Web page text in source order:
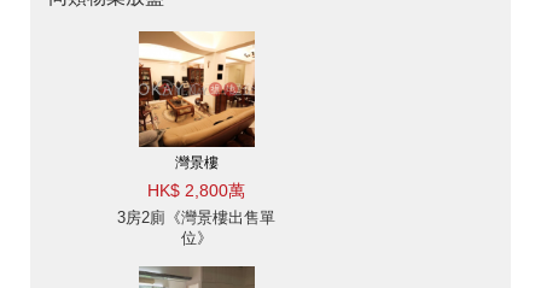
灣景樓
HK$ 2,800萬
3房2廁《灣景樓出售單
位》